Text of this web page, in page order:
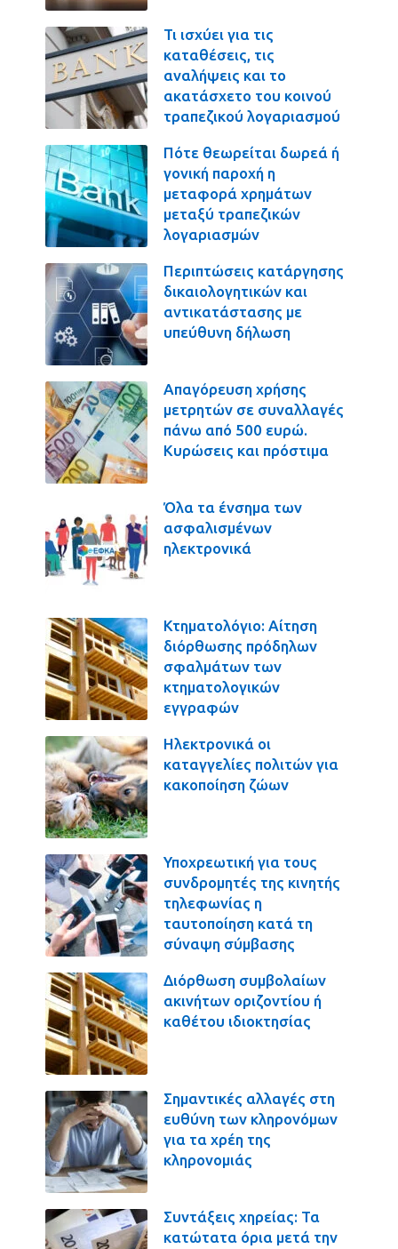
Τι ισχύει για τις
καταθέσεις, τις
αναλήψεις και το
ακατάσχετο του κοινού
τραπεζικού λογαριασμού
Πότε θεωρείται δωρεά ή
γονική παροχή η
μεταφορά χρημάτων
μεταξύ τραπεζικών
λογαριασμών
Περιπτώσεις κατάργησης
δικαιολογητικών και
αντικατάστασης με
υπεύθυνη δήλωση
Απαγόρευση χρήσης
μετρητών σε συναλλαγές
πάνω από 500 ευρώ.
Κυρώσεις και πρόστιμα
Όλα τα ένσημα των
ασφαλισμένων
ηλεκτρονικά
Κτηματολόγιο: Αίτηση
διόρθωσης πρόδηλων
σφαλμάτων των
κτηματολογικών
εγγραφών
Ηλεκτρονικά οι
καταγγελίες πολιτών για
κακοποίηση ζώων
Υποχρεωτική για τους
συνδρομητές της κινητής
τηλεφωνίας η
ταυτοποίηση κατά τη
σύναψη σύμβασης
Διόρθωση συμβολαίων
ακινήτων οριζοντίου ή
καθέτου ιδιοκτησίας
Σημαντικές αλλαγές στη
ευθύνη των κληρονόμων
για τα χρέη της
κληρονομιάς
Συντάξεις χηρείας: Τα
κατώτατα όρια μετά την